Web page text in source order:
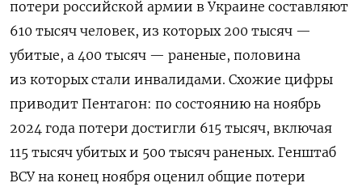
потери российской армии в Украине составляют
610 тысяч человек, из которых 200 тысяч —
убитые, а 400 тысяч — раненые, половина
из которых стали инвалидами. Схожие цифры
приводит Пентагон: по состоянию на ноябрь
2024 года потери достигли 615 тысяч, включая
115 тысяч убитых и 500 тысяч раненых. Генштаб
ВСУ на конец ноября оценил общие потери